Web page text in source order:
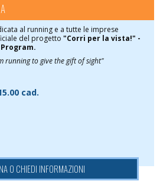
al running e a tutte le imprese
del progetto "Corri per la vista!" -
running to give the gift of sight"
cad.
O CHIEDI INFORMAZIONI